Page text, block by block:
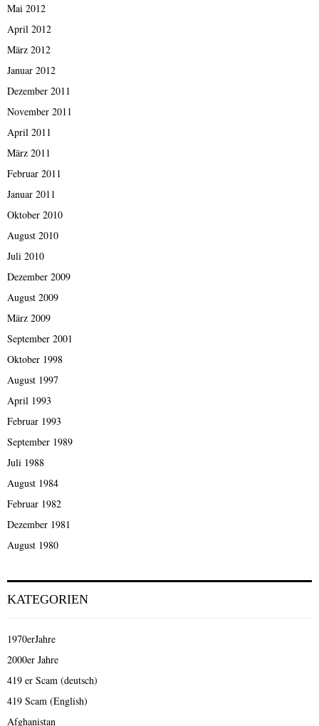
Mai 2012
April 2012
März 2012
Januar 2012
Dezember 2011
November 2011
April 2011
März 2011
Februar 2011
Januar 2011
Oktober 2010
August 2010
Juli 2010
Dezember 2009
August 2009
März 2009
September 2001
Oktober 1998
August 1997
April 1993
Februar 1993
September 1989
Juli 1988
August 1984
Februar 1982
Dezember 1981
August 1980
KATEGORIEN
1970erJahre
2000er Jahre
419 er Scam (deutsch)
419 Scam (English)
Afghanistan